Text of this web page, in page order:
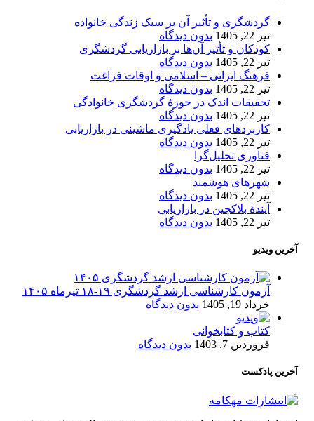
گردشگری و تأثیر آن بر سبک زندگی خانواده
تیر 22, 1405
بدون دیدگاه
کودکان و تأثیر آن‌ها بر بازاریابی گردشگری
تیر 22, 1405
بدون دیدگاه
فرهنگ ایرانی – اسلامی و اوقات فراغت
تیر 22, 1405
بدون دیدگاه
تحقیقات اندک در حوزۀ گردشگری خانوادگی
تیر 22, 1405
بدون دیدگاه
کاربردهای فعلی یادگیری ماشینی در بازاریابی
تیر 22, 1405
بدون دیدگاه
فناوری تحلیل‌گرا
تیر 22, 1405
بدون دیدگاه
شهرهای هوشمند
تیر 22, 1405
بدون دیدگاه
آیندۀ بلاکچین در بازاریابی
تیر 22, 1405
بدون دیدگاه
آخرین ویدیو
آزمون کارشناسی ارشد گردشگری ۱۹-۱۸ تیرماه ۱۴۰۵
خرداد 19, 1405
بدون دیدگاه
کتاب و کتابخوانی
فروردین 7, 1403
بدون دیدگاه
آخرین پادکست